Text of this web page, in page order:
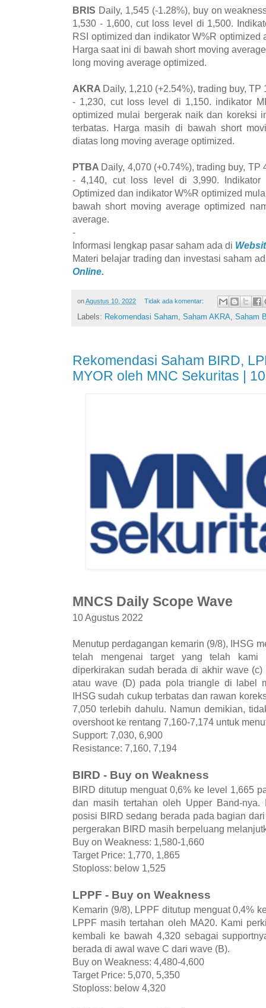
BRIS Daily, 1,545 (-1.28%), buy on
1,530 - 1,600, cut loss level di 1,500.
RSI optimized dan indikator W%R optimized
Harga saat ini di bawah short moving
long moving average optimized.
AKRA Daily, 1,210 (+2.54%), trading buy,
- 1,230, cut loss level di 1,150. indikator
optimized mulai bergerak naik dan koreksi
terbatas. Harga masih di bawah short
diatas long moving average optimized.
PTBA Daily, 4,070 (+0.74%), trading buy,
- 4,140, cut loss level di 3,990. Indikator
Optimized dan indikator W%R optimized
bawah short moving average optimized
average.
-
Informasi lengkap pasar saham ada di
Materi belajar trading dan investasi saham
Online.
onAgustus 10, 2022 Tidak ada komentar:
Labels: Rekomendasi Saham, Saham AKRA, Saham
Rekomendasi Saham BIRD,
MYOR oleh MNC Sekuritas |
MNCS Daily Scope Wave
10 Agustus 2022
Menutup perdagangan kemarin (9/8), IHSG
telah mengenai target yang telah kami
diperkirakan sudah berada di akhir wave
atau wave (D) pada pola triangle di label
IHSG sudah cukup terbatas dan rawan
7,050 terlebih dahulu. Namun demikian,
overshoot ke rentang 7,160-7,174 untuk
Support: 7,030, 6,900
Resistance: 7,160, 7,194
BIRD - Buy on Weakness
BIRD ditutup menguat 0,6% ke level 1,665
dan masih tertahan oleh Upper Band-nya.
posisi BIRD sedang berada pada bagian
pergerakan BIRD masih berpeluang
Buy on Weakness: 1,580-1,660
Target Price: 1,770, 1,865
Stoploss: below 1,525
LPPF - Buy on Weakness
Kemarin (9/8), LPPF ditutup menguat 0,4%
LPPF masih tertahan oleh MA20. Kami
kembali ke bawah 4,320 sebagai
berada di awal wave C dari wave (B).
Buy on Weakness: 4,480-4,600
Target Price: 5,070, 5,350
Stoploss: below 4,320